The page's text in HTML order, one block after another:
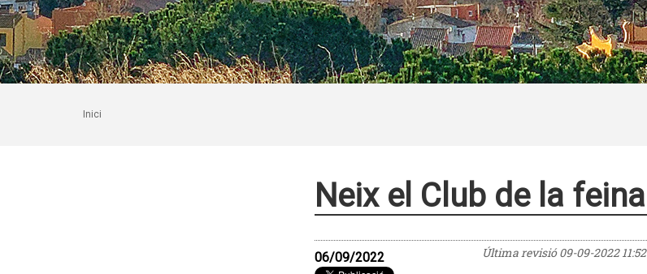
Inici
Neix el Club de la feina
Última revisió09-09-2022 11:52
06/09/2022